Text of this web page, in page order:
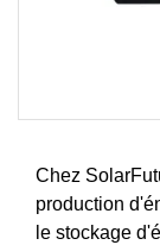
Chez
production
le stockage